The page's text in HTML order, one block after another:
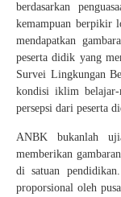
berdasarkan
kemampuan berpikir
mendapatkan
peserta didik yang
Survei Lingkungan
kondisi iklim belajar-
persepsi dari peserta
ANBK bukanlah
memberikan
di satuan
proporsional oleh